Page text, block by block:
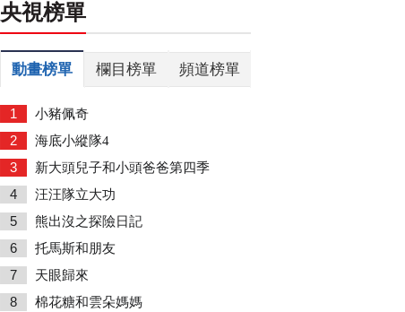
央視榜單
動畫榜單 欄目榜單 頻道榜單
1 小豬佩奇
2 海底小縱隊4
3 新大頭兒子和小頭爸爸第四季
4 汪汪隊立大功
5 熊出沒之探險日記
6 托馬斯和朋友
7 天眼歸來
8 棉花糖和雲朵媽媽